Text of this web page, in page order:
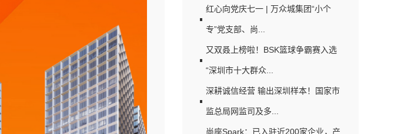
红心向党庆七一 | 万众城集团“小个
专”党支部、尚...
又双叒上榜啦！BSK篮球争霸赛入选
“深圳市十大群众...
深耕诚信经营 输出深圳样本！国家市
监总局网监司及多...
尚座Spark：已入驻近200家企业，产